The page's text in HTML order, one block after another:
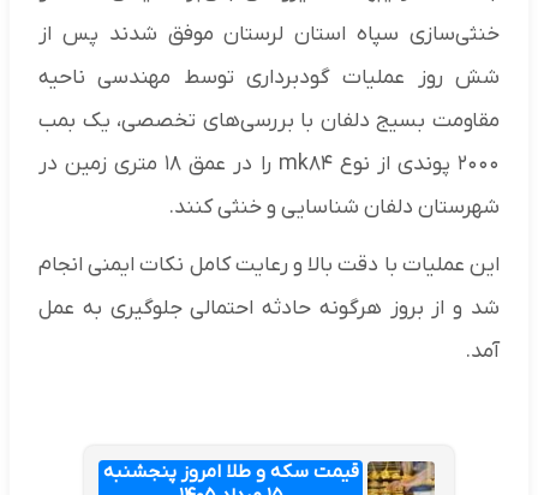
خنثی‌سازی سپاه استان لرستان موفق شدند پس از
شش روز عملیات گودبرداری توسط مهندسی ناحیه
مقاومت بسیج دلفان با بررسی‌های تخصصی، یک بمب
۲۰۰۰ پوندی از نوع mk۸۴ را در عمق ۱۸ متری زمین در
شهرستان دلفان شناسایی و خنثی کنند.
این عملیات با دقت بالا و رعایت کامل نکات ایمنی انجام
شد و از بروز هرگونه حادثه احتمالی جلوگیری به عمل
آمد.
قیمت سکه و طلا امروز پنجشنبه